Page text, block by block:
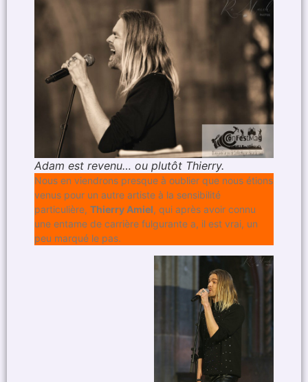
Adam est revenu… ou plutôt Thierry.
Nous en viendrons presque à oublier que nous étions
venus pour un autre artiste à la sensibilité
particulière, Thierry Amiel, qui après avoir connu
une entame de carrière fulgurante a, il est vrai, un
peu marqué le pas.